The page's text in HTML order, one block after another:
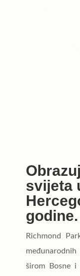
svijeta
godine.
Richmond
širom Bosne i